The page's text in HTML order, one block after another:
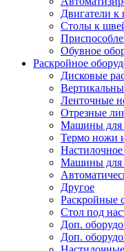
Двигатели
Столы к
Обувное
Раскройное
Дисковые
Ленточные
Отрезные
Машины для
Термо ножи
Машины для
Другое
Раскройные
Стол под
Доп.
Доп.